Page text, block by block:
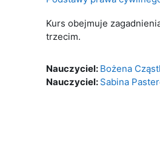
Kurs obejmuje
trzecim.
Nauczyciel: Bożena
Nauczyciel: Sabina